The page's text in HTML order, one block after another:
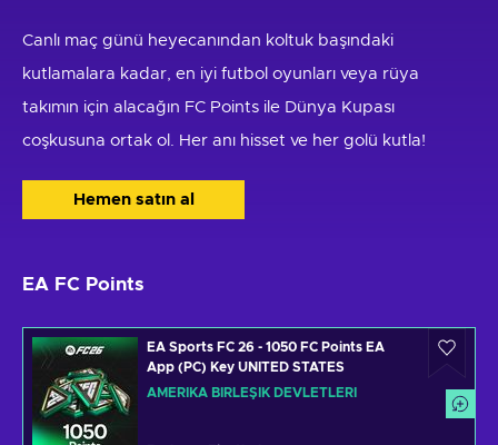
Canlı maç günü heyecanından koltuk başındaki
kutlamalara kadar, en iyi futbol oyunları veya rüya
takımın için alacağın FC Points ile Dünya Kupası
coşkusuna ortak ol. Her anı hisset ve her golü kutla!
Hemen satın al
EA FC Points
EA Sports FC 26 - 1050 FC Points EA
App (PC) Key UNITED STATES
AMERIKA BIRLEŞIK DEVLETLERI